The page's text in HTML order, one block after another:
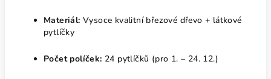
Materiál: Vysoce kvalitní březové dřevo + látkové
pytlíčky
Počet políček: 24 pytlíčků (pro 1. – 24. 12.)